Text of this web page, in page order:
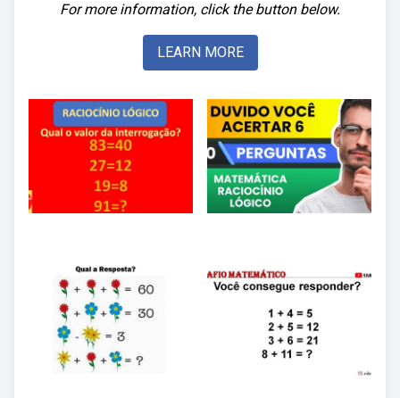
For more information, click the button below.
LEARN MORE